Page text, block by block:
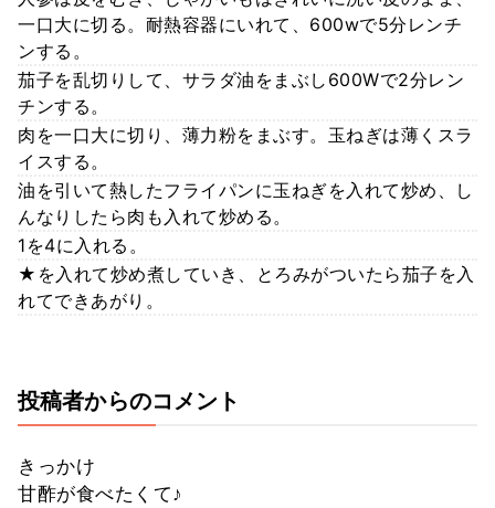
一口大に切る。耐熱容器にいれて、600wで5分レンチ
ンする。
茄子を乱切りして、サラダ油をまぶし600Wで2分レン
チンする。
肉を一口大に切り、薄力粉をまぶす。玉ねぎは薄くスラ
イスする。
油を引いて熱したフライパンに玉ねぎを入れて炒め、し
んなりしたら肉も入れて炒める。
1を4に入れる。
★を入れて炒め煮していき、とろみがついたら茄子を入
れてできあがり。
投稿者からのコメント
きっかけ
甘酢が食べたくて♪